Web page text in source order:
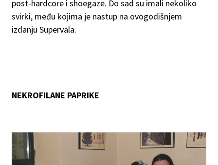
post-hardcore i shoegaze. Do sad su imali nekoliko
svirki, među kojima je nastup na ovogodišnjem
izdanju Supervala.
NEKROFILANE PAPRIKE